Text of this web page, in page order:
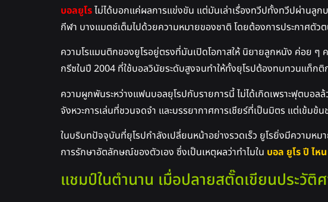
บอลยูโรไม่ได้บอกแค่ผลการแข่งขัน แต่มันเล่าเรื่องทวีปทั้งทวีปผ่านลูก
กีฬา บางแมตช์เต็มไปด้วยความหมายของชาติ โดยต้องการประกาศตัวต
ความโรแมนติกของยูโรอยู่ตรงที่มันเปิดโอกาสให้ นิยายลูกหนัง ค่อย
กรีซในปี 2004 ที่ใช้บอลวินัยระดับสูงจนทำให้ทั้งยุโรปต้องทบทวนแท็ก
ความผูกพันระหว่างแฟนบอลยุโรปกับรายการนี้ ไม่ได้เกิดเพราะฟุตบอ
จังหวะการเล่นที่ชวนจดจำ และบรรยากาศการเชียร์ที่เป็นมิตร แต่เข้ม
ในบริบทปัจจุบันที่ยุโรปกำลังเปลี่ยนหน้าอย่างรวดเร็ว ยูโรยิ่งมีความห
การรักษาอัตลักษณ์ของตัวเอง ซึ่งเป็นเหตุผลว่าทำไมใน บอล ยูโร ปี ไหน
แชมป์ในตำนาน เมื่อปลายสตั๊ดเขียนประวัติ